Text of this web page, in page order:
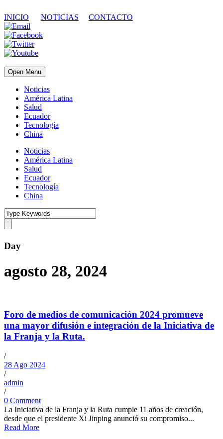
INICIO NOTICIAS CONTACTO
Open Menu
Noticias
América Latina
Salud
Ecuador
Tecnología
China
Noticias
América Latina
Salud
Ecuador
Tecnología
China
Day
agosto 28, 2024
Foro de medios de comunicación 2024 promueve
una mayor difusión e integración de la Iniciativa de
la Franja y la Ruta.
/
28 Ago 2024
/
admin
/
0 Comment
La Iniciativa de la Franja y la Ruta cumple 11 años de creación,
desde que el presidente Xi Jinping anunció su compromiso...
Read More